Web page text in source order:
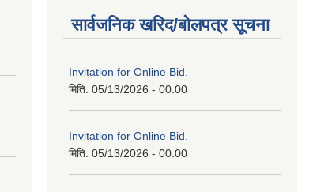
सार्वजनिक खरिद/बोलपत्र सूचना
Invitation for Online Bid.
मिति: 05/13/2026 - 00:00
Invitation for Online Bid.
मिति: 05/13/2026 - 00:00